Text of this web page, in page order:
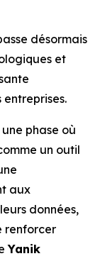
désormais
et
phase où
un outil
aux
données,
renforcer
Yanik